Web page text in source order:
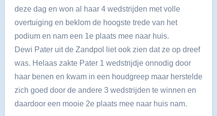
deze dag en won al haar 4 wedstrijden met volle
overtuiging en beklom de hoogste trede van het
podium en nam een 1e plaats mee naar huis.
Dewi Pater uit de Zandpol liet ook zien dat ze op dreef
was. Helaas zakte Pater 1 wedstrijdje onnodig door
haar benen en kwam in een houdgreep maar herstelde
zich goed door de andere 3 wedstrijden te winnen en
daardoor een mooie 2e plaats mee naar huis nam.